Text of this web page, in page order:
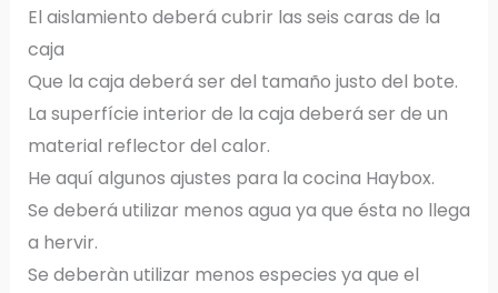
El aislamiento deberá cubrir las seis caras de la
caja
Que la caja deberá ser del tamaño justo del bote.
La superfície interior de la caja deberá ser de un
material reflector del calor.
He aquí algunos ajustes para la cocina Haybox.
Se deberá utilizar menos agua ya que ésta no llega
a hervir.
Se deberàn utilizar menos especies ya que el